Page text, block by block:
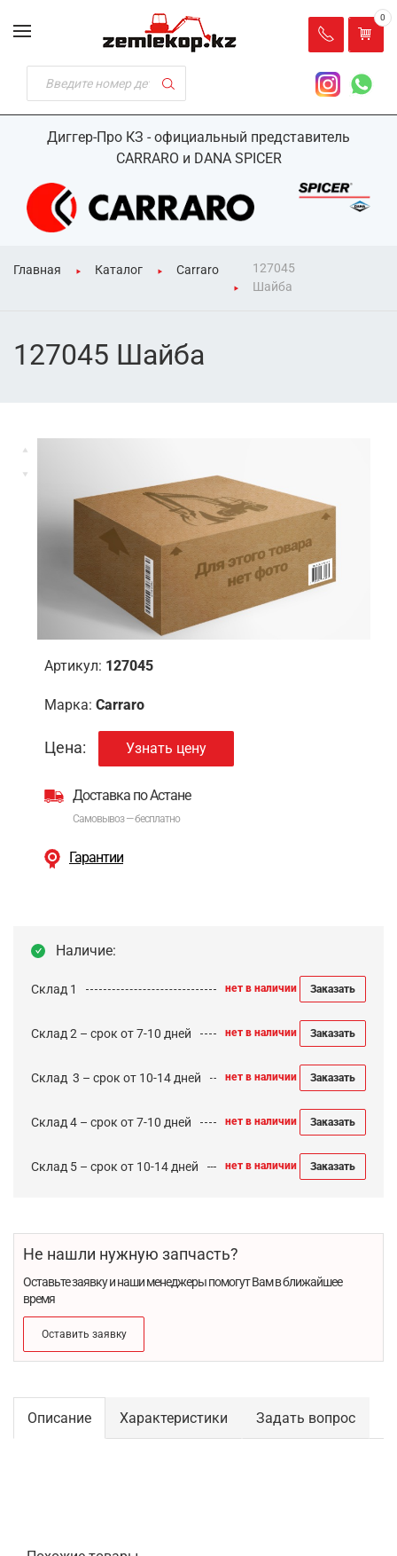
Диггер-Про КЗ - официальный представитель
CARRARO и DANA SPICER
0
Главная Каталог Carraro
127045
Шайба
127045 Шайба
Артикул: 127045
Марка: Carraro
Цена: Узнать цену
Доставка по Астане
Самовывоз — бесплатно
Гарантии
Наличие:
Склад 1 нет в наличии Заказать
Склад 2 – срок от 7-10 дней нет в наличии Заказать
Cклад 3 – срок от 10-14 дней нет в наличии Заказать
Склад 4 – срок от 7-10 дней нет в наличии Заказать
Склад 5 – срок от 10-14 дней нет в наличии Заказать
Не нашли нужную запчасть?
Оставьте заявку и наши менеджеры помогут Вам в ближайшее
время
Оставить заявку
Описание Характеристики Задать вопрос